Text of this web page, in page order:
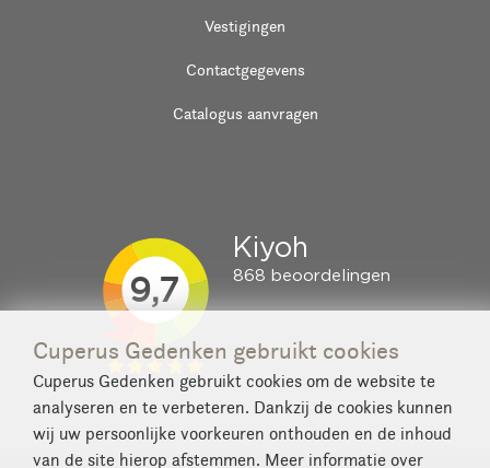
Vestigingen
Contactgegevens
Catalogus aanvragen
Cuperus Gedenken gebruikt cookies
Cuperus Gedenken gebruikt cookies om de website te
analyseren en te verbeteren. Dankzij de cookies kunnen
wij uw persoonlijke voorkeuren onthouden en de inhoud
van de site hierop afstemmen. Meer informatie over